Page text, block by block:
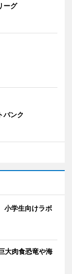
ーグ
バンク
小学生向けラボ
大肉食恐竜や海